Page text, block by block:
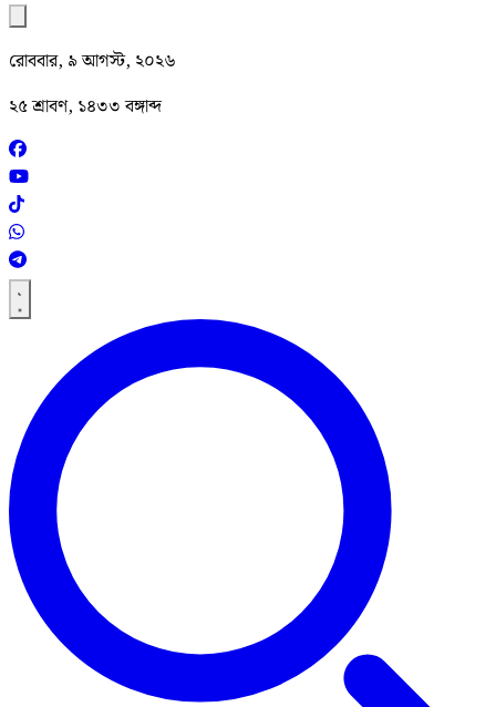
রোববার, ৯ আগস্ট, ২০২৬
২৫ শ্রাবণ, ১৪৩৩ বঙ্গাব্দ